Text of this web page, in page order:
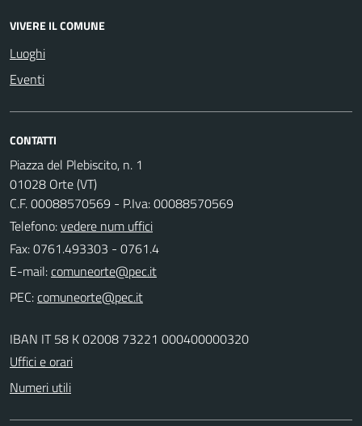
VIVERE IL COMUNE
Luoghi
Eventi
CONTATTI
Piazza del Plebiscito, n. 1
01028 Orte (VT)
C.F. 00088570569 - P.Iva: 00088570569
Telefono:vedere num uffici
Fax: 0761.493303 - 0761.4
E-mail:
PEC:
IBAN IT 58 K 02008 73221 000400000320
Uffici e orari
Numeri utili